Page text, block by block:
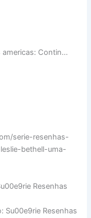
americas: Contin…
serie-resenhas-
bethell-uma-
Resenhas
Su00e9rie Resenhas